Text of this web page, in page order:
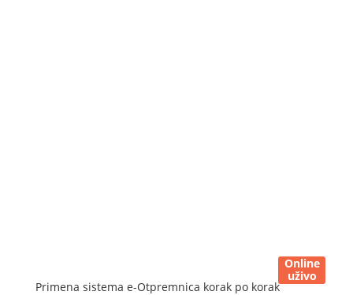
Online
uživo
Primena sistema e-Otpremnica korak po korak